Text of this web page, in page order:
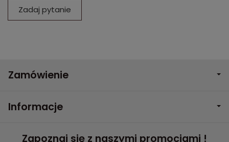
Zadaj pytanie
Zamówienie
Informacje
Zapoznaj się z naszymi promocjami !